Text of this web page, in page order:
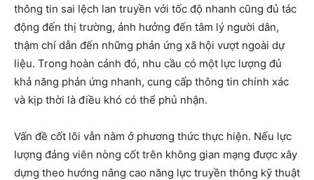
thông tin sai lệch lan truyền với tốc độ nhanh cũng đủ tác
động đến thị trường, ảnh hưởng đến tâm lý người dân,
thậm chí dẫn đến những phản ứng xã hội vượt ngoài dự
liệu. Trong hoàn cảnh đó, nhu cầu có một lực lượng đủ
khả năng phản ứng nhanh, cung cấp thông tin chính xác
và kịp thời là điều khó có thể phủ nhận.
Vấn đề cốt lõi vẫn nằm ở phương thức thực hiện. Nếu lực
lượng đảng viên nòng cốt trên không gian mạng được xây
dựng theo hướng nâng cao năng lực truyền thông kỹ thuật